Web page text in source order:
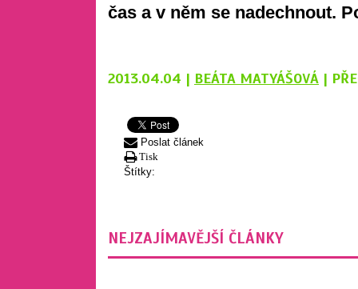
čas a v něm se nadechnout.
2013.04.04 | BEÁTA MATYÁŠOVÁ |
Poslat článek
Tisk
Štítky:
NEJZAJÍMAVĚJŠÍ ČLÁNKY